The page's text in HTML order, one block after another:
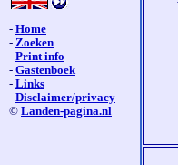
- Home
- Zoeken
- Print info
- Gastenboek
- Links
- Disclaimer/privacy
© Landen-pagina.nl